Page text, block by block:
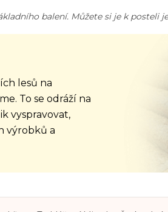
balení. Můžete si je k
lesů na
To se odráží na
vyspravovat,
výrobků a